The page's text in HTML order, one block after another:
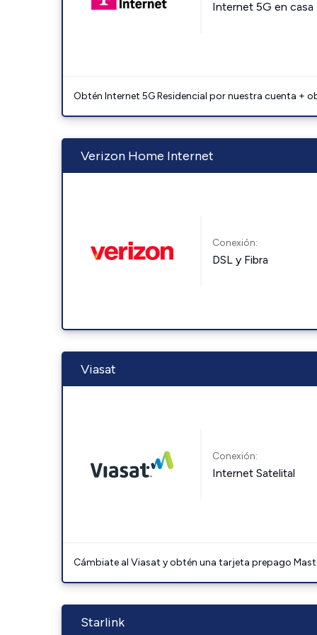
Internet 5G en casa
Obtén Internet 5G Residencial por nuestra cuenta +
Verizon Home Internet
Conexión:
DSL y Fibra
Viasat
Conexión:
Internet Satelital
Cámbiate al Viasat y obtén una tarjeta prepago
Starlink